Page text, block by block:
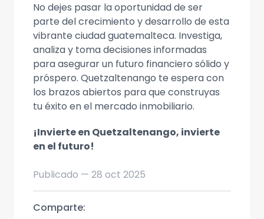
No dejes pasar la oportunidad de ser
parte del crecimiento y desarrollo de esta
vibrante ciudad guatemalteca. Investiga,
analiza y toma decisiones informadas
para asegurar un futuro financiero sólido y
próspero. Quetzaltenango te espera con
los brazos abiertos para que construyas
tu éxito en el mercado inmobiliario.
¡Invierte en Quetzaltenango, invierte
en el futuro!
Publicado — 28 oct 2025
Comparte: